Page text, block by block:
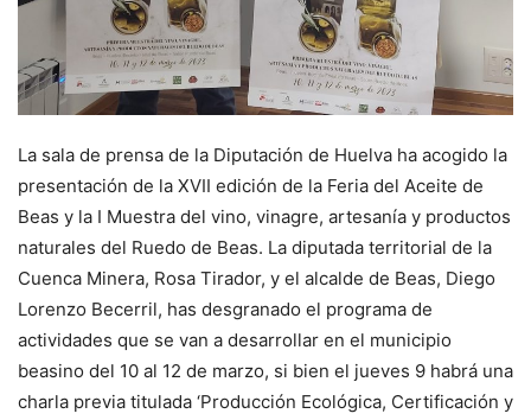
La sala de prensa de la Diputación de Huelva ha acogido la
presentación de la XVII edición de la Feria del Aceite de
Beas y la I Muestra del vino, vinagre, artesanía y productos
naturales del Ruedo de Beas. La diputada territorial de la
Cuenca Minera, Rosa Tirador, y el alcalde de Beas, Diego
Lorenzo Becerril, has desgranado el programa de
actividades que se van a desarrollar en el municipio
beasino del 10 al 12 de marzo, si bien el jueves 9 habrá una
charla previa titulada ‘Producción Ecológica, Certificación y